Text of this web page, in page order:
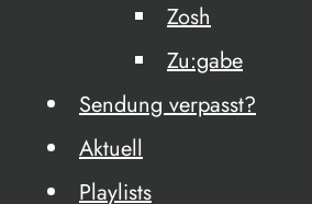
Zosh
Zu:gabe
Sendung verpasst?
Aktuell
Playlists